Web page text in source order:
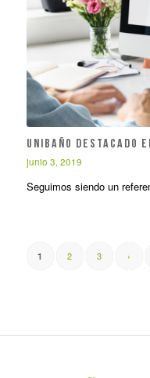
Unibaño destacado en
junio 3, 2019
Seguimos siendo un
1 2 3 ›